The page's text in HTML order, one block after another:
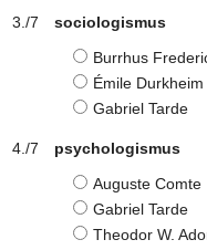
sociologismus
Burrhus
Émile Durkheim
Gabriel Tarde
psychologismus
Auguste Comte
Gabriel Tarde
Theodor W.